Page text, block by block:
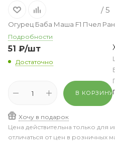
/ 5
Огурец Баба Маша F1 Пчел
Подробности
51 ₽/шт
Достаточно
В КОРЗИНУ
Хочу в подарок
Цена действительна только для
отличаться от цен в розничных